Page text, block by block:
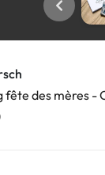
fête des mères -